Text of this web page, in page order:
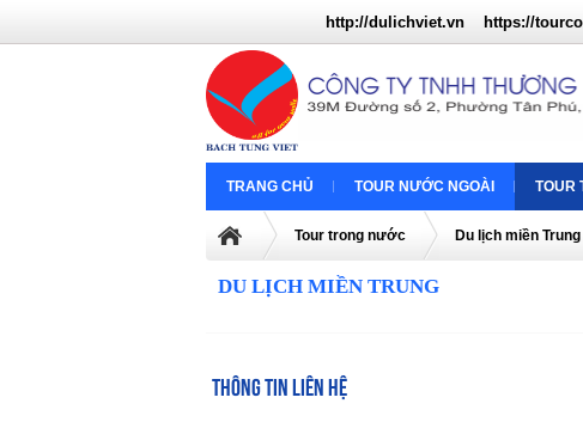
http://dulichviet.vn https://
TRANG CHỦ TOUR NƯỚC NGOÀI TOUR
Tour trong nước Du lịch miền Trung
DU LỊCH MIỀN TRUNG
THÔNG TIN LIÊN HỆ